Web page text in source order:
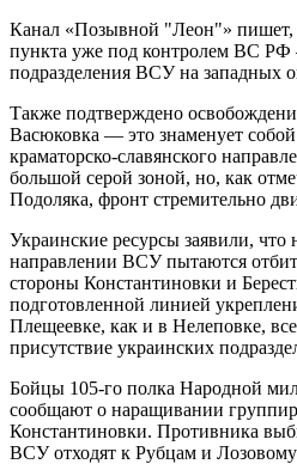
Канал «Позывной "Леон"» пишет,
пункта уже под контролем ВС
подразделения ВСУ на западных
Также подтверждено
Васюковка — это знаменует
краматорско-славянского
большой серой зоной, но, как
Подоляка, фронт стремительно
Украинские ресурсы заявили, что
направлении ВСУ пытаются
стороны Константиновки и
подготовленной линией
Плещеевке, как и в Нелеповке,
присутствие украинских
Бойцы 105-го полка Народной
сообщают о наращивании
Константиновки. Противника
ВСУ отходят к Рубцам и Лозовому